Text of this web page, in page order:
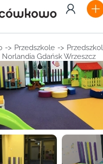
-> Przedszkole ->
Gdańsk Wrzeszcz